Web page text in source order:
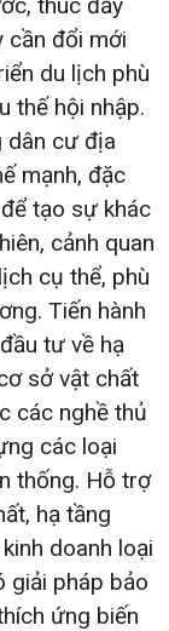
cần đổi mới
du lịch phù
thế hội nhập.
dân cư địa
mạnh, đặc
tạo sự khác
cảnh quan
cụ thể, phù
Tiến hành
tư về hạ
sở vật chất
các nghề thủ
các loại
thống. Hỗ trợ
hạ tầng
doanh loại
giải pháp bảo
ứng biến